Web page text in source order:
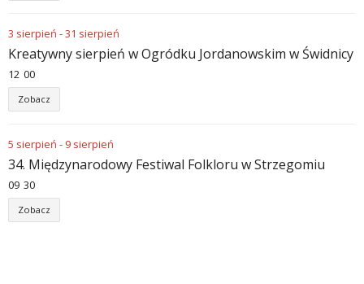
3 sierpień -31 sierpień
Kreatywny sierpień w Ogródku Jordanowskim w Świdnicy
12 00
Zobacz
5 sierpień - 9 sierpień
34. Międzynarodowy Festiwal Folkloru w Strzegomiu
09 30
Zobacz